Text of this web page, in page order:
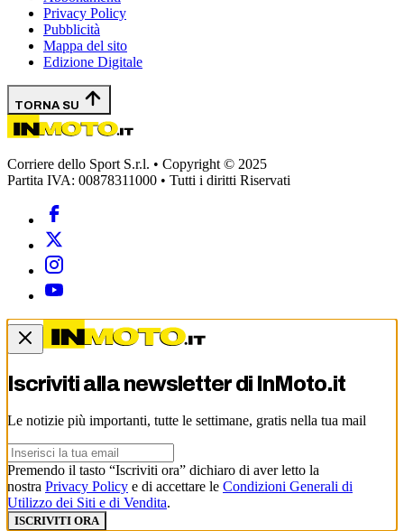
Privacy Policy
Pubblicità
Mappa del sito
Edizione Digitale
TORNA SU
Corriere dello Sport S.r.l. • Copyright © 2025
Partita IVA: 00878311000 • Tutti i diritti Riservati
Iscriviti alla newsletter di InMoto.it
Le notizie più importanti, tutte le settimane, gratis nella tua mail
Premendo il tasto “Iscriviti ora” dichiaro di aver letto la
nostra Privacy Policy e di accettare le Condizioni Generali di
Utilizzo dei Siti e di Vendita.
ISCRIVITI ORA